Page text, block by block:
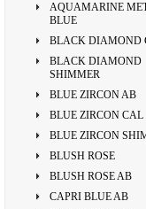
AQUAMARINE
BLUE
BLACK DIAMOND
BLACK DIAMOND
SHIMMER
BLUE ZIRCON AB
BLUE ZIRCON CAL
BLUE ZIRCON
BLUSH ROSE
BLUSH ROSE AB
CAPRI BLUE AB